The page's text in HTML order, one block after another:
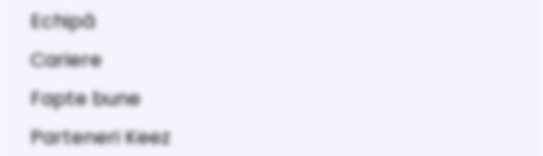
Echipă
Cariere
Fapte bune
Parteneri Keez